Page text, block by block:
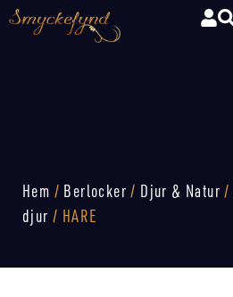
Hem / Berlocker / Djur & Natur /
djur / HARE